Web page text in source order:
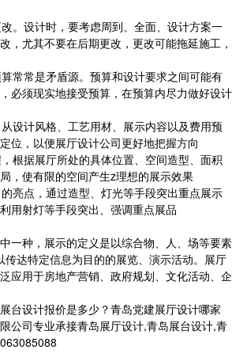
。设计时，要考虑周到、全面、设计方案一
，尤其不要在后期更改，更改可能拖延施工，
常常是矛盾源。预算和设计要求之间可能有
必须现实地接受预算，在预算内尽力做好设计
设计风格、工艺用材、展示内容以及费用预
位，以便展厅设计公司更好地把握方向
根据展厅所处的具体位置、空间造型、面积
，使有限的空间产生z理想的展示效果
亮点，通过造型、灯光等手段突出重点展示
用射灯等手段突出、强调重点展品
一种，展示的定义是以综合物、人、场等要素
传达特定信息为目的的展览、演示活动。展厅
应用于房地产营销、政府规划、文化活动、企
台设计报价是多少？青岛党建展厅设计哪家
公司专业承接青岛展厅设计,青岛展台设计,青